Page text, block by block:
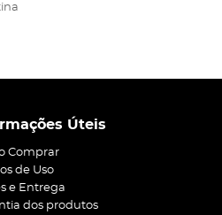
Úteis
Comprar
de Uso
e Entrega
dos produtos